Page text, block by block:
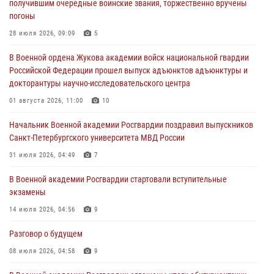
23 июля 2026, 04:51
Курсант Военной академии войск национальной гвардии принял
22 июля 2026, 09:41
Мастер‑класс по стрельбе: точность, тактика, профессионализм
20 июля 2026, 11:17
108 лет со дня образования подразделений связи войск
получившим очередные воинские звания, торжественно вручены
погоны
28 июля 2026, 09:09 5
В Военной ордена Жукова академии войск национальной гвардии
Российской Федерации прошел выпуск адъюнктов адъюнктуры и
докторантуры научно-исследовательского центра
01 августа 2026, 11:00 10
Начальник Военной академии Росгвардии поздравил выпускников
Санкт-Петербургского университета МВД России
31 июля 2026, 04:49 7
В Военной академии Росгвардии стартовали вступительные
экзамены
14 июля 2026, 04:56 9
Разговор о будущем
08 июля 2026, 04:58 9